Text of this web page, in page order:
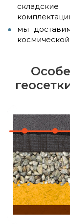
мы